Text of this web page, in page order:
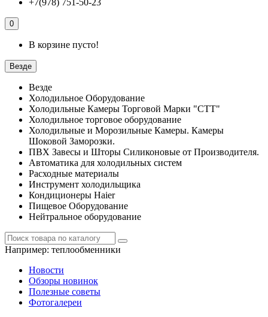
+7(978) 751-50-23
0
В корзине пусто!
Везде
Везде
Холодильное Оборудование
Холодильные Камеры Торговой Марки "СТТ"
Холодильное торговое оборудование
Холодильные и Морозильные Камеры. Камеры
Шоковой Заморозки.
ПВХ Завесы и Шторы Силиконовые от Производителя.
Автоматика для холодильных систем
Расходные материалы
Инструмент холодильщика
Кондиционеры Haier
Пищевое Оборудование
Нейтральное оборудование
Например: теплообменники
Новости
Обзоры новинок
Полезные советы
Фотогалереи